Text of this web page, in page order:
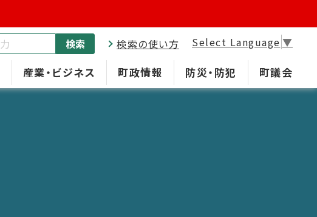
産業・ビジネス 町政情報 防災・防犯 町議会
検索 検索の使い方 Select Language ▼